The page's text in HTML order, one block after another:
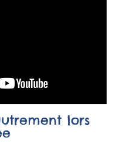
lors